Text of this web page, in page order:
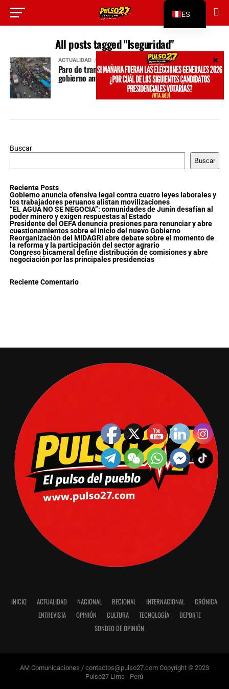
All posts tagged "Iseguridad"
ACTUALIDAD
Paro de transportistas busca atención del
gobierno ante la inseguridad y las extorsiones
Buscar
Buscar
Reciente Posts
Gobierno anuncia ofensiva legal contra cuatro leyes laborales y
los trabajadores peruanos alistan movilizaciones
“EL AGUA NO SE NEGOCIA”: comunidades de Junín desafían al
poder minero y exigen respuestas al Estado
Presidente del OEFA denuncia presiones para renunciar y abre
cuestionamientos sobre el inicio del nuevo Gobierno
Reorganización del MIDAGRI abre debate sobre el momento de
la reforma y la participación del sector agrario
Congreso bicameral define distribución de comisiones y abre
negociación por las principales presidencias
Reciente Comentario
INICIO ACTUALIDAD NACIONAL REGIONAL INTERNACIONAL
CRÓNICA
ENTREVISTA
OPINIÓN CULTURA TECNOLOGÍA
DEPORTE
SONDEO DE OPINIÓN
AM Comunicaciones / contactos@pulso27.com Copyright © 2023
Pulso27 Lima - Perú
ES
EN